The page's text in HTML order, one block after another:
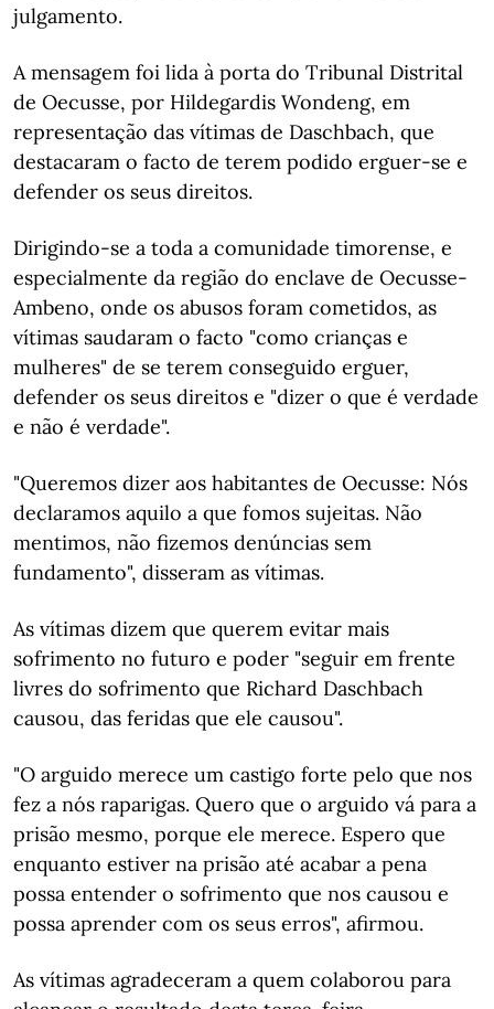
julgamento.
A mensagem foi lida à porta do Tribunal Distrital
de Oecusse, por Hildegardis Wondeng, em
representação das vítimas de Daschbach, que
destacaram o facto de terem podido erguer-se e
defender os seus direitos.
Dirigindo-se a toda a comunidade timorense, e
especialmente da região do enclave de Oecusse-
Ambeno, onde os abusos foram cometidos, as
vítimas saudaram o facto "como crianças e
mulheres" de se terem conseguido erguer,
defender os seus direitos e "dizer o que é verdade
e não é verdade".
"Queremos dizer aos habitantes de Oecusse: Nós
declaramos aquilo a que fomos sujeitas. Não
mentimos, não fizemos denúncias sem
fundamento", disseram as vítimas.
As vítimas dizem que querem evitar mais
sofrimento no futuro e poder "seguir em frente
livres do sofrimento que Richard Daschbach
causou, das feridas que ele causou".
"O arguido merece um castigo forte pelo que nos
fez a nós raparigas. Quero que o arguido vá para a
prisão mesmo, porque ele merece. Espero que
enquanto estiver na prisão até acabar a pena
possa entender o sofrimento que nos causou e
possa aprender com os seus erros", afirmou.
As vítimas agradeceram a quem colaborou para